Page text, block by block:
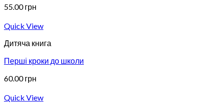
55.00грн
Quick View
Дитяча книга
Перші кроки до школи
60.00грн
Quick View